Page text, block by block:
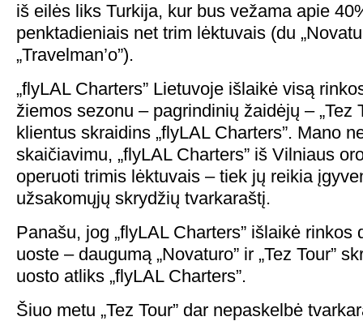
iš eilės liks Turkija, kur bus vežama apie
penktadieniais net trim lėktuvais (du
„Travelman’o”).
„flyLAL Charters” Lietuvoje išlaikė visą
žiemos sezonu – pagrindinių žaidėjų – „Tez
klientus skraidins „flyLAL Charters”. Mano
skaičiavimu, „flyLAL Charters” iš Vilniaus
operuoti trimis lėktuvais – tiek jų reikia
užsakomųjų skrydžių tvarkaraštį.
Panašu, jog „flyLAL Charters” išlaikė rinkos
uoste – daugumą „Novaturo” ir „Tez Tour”
uosto atliks „flyLAL Charters”.
Šiuo metu „Tez Tour” dar nepaskelbė